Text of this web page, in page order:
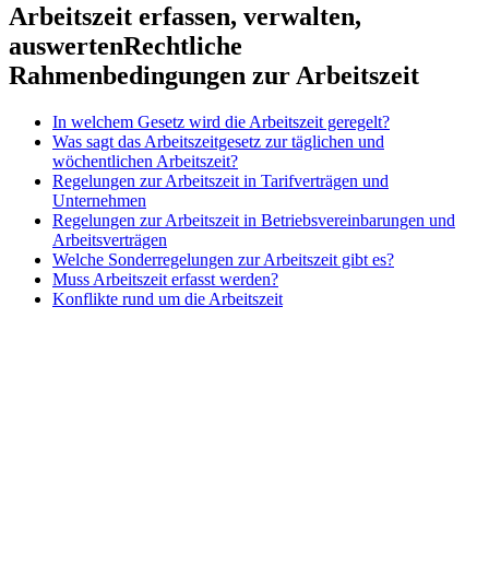
Arbeitszeit erfassen, verwalten,
auswertenRechtliche
Rahmenbedingungen zur Arbeitszeit
In welchem Gesetz wird die Arbeitszeit geregelt?
Was sagt das Arbeitszeitgesetz zur täglichen und
wöchentlichen Arbeitszeit?
Regelungen zur Arbeitszeit in Tarifverträgen und
Unternehmen
Regelungen zur Arbeitszeit in Betriebsvereinbarungen und
Arbeitsverträgen
Welche Sonderregelungen zur Arbeitszeit gibt es?
Muss Arbeitszeit erfasst werden?
Konflikte rund um die Arbeitszeit